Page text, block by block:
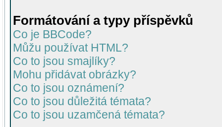
Formátování a typy příspěvků
Co je BBCode?
Můžu používat HTML?
Co to jsou smajlíky?
Mohu přidávat obrázky?
Co to jsou oznámení?
Co to jsou důležitá témata?
Co to jsou uzamčená témata?